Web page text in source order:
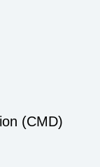
(CMD)